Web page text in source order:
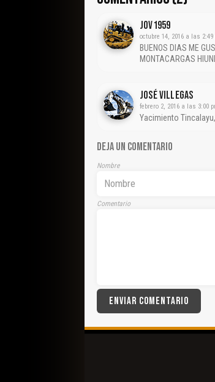
JOV1959
octubre 14, 2016 a las 2:49
BUENOS DIAS ME
MONTACARGAS
José Villegas
febrero 2, 2016 a las 3:00
Yacimiento Tincalayu,
DEJA UN COMENTARIO
Nombre
Comentario